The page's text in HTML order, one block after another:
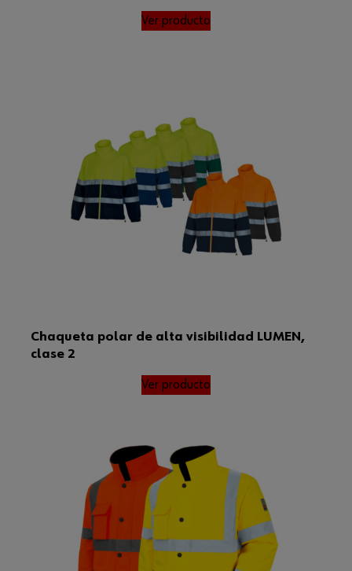
Ver producto
Chaqueta polar de alta visibilidad LUMEN,
clase 2
Ver producto